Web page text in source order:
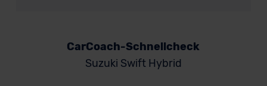
CarCoach-Schnellcheck
Suzuki Swift Hybrid